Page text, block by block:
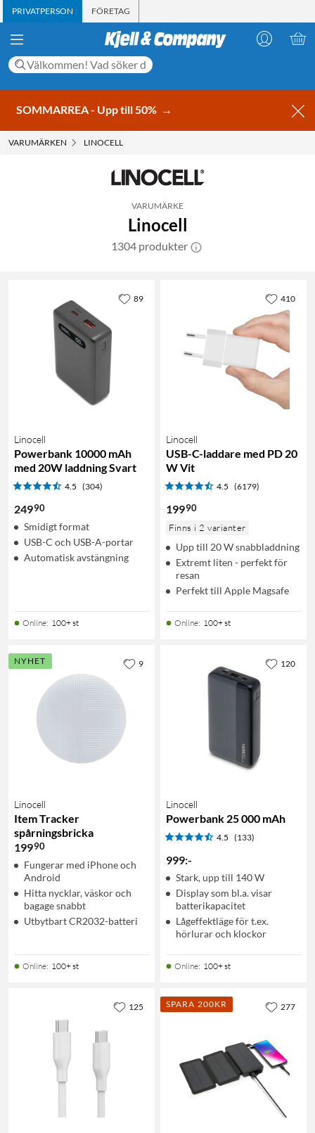
PRIVATPERSON FÖRETAG
SOMMARREA - Upp till 50% →
VARUMÄRKEN LINOCELL
VARUMÄRKE
Linocell
1304 produkter
Linocell
Powerbank 10000 mAh
med 20W laddning Svart
4.5 (304)
24990
Smidigt format
USB-C och USB-A-portar
Automatisk avstängning
Online: 100+ st
89
Linocell
USB-C-laddare med PD 20
W Vit
4.5 (6179)
19990
Finns i 2 varianter
Upp till 20 W snabbladdning
Extremt liten - perfekt för
resan
Perfekt till Apple Magsafe
Online: 100+ st
410
NYHET
Linocell
Item Tracker
spårningsbricka
19990
Fungerar med iPhone och
Android
Hitta nycklar, väskor och
bagage snabbt
Utbytbart CR2032-batteri
Online: 100+ st
9
Linocell
Powerbank 25 000 mAh
4.5 (133)
999:-
Stark, upp till 140 W
Display som bl.a. visar
batterikapacitet
Lågeffektläge för t.ex.
hörlurar och klockor
Online: 100+ st
120
125 SPARA 200KR 277